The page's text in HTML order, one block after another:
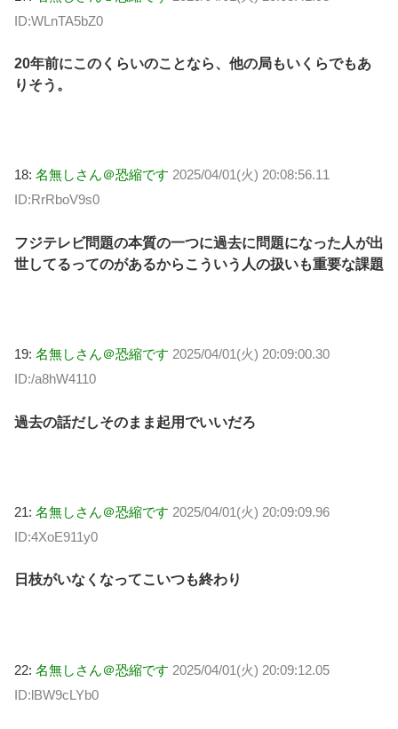
ID:WLnTA5bZ0
20年前にこのくらいのことなら、他の局もいくらでもあ
りそう。
18: 名無しさん＠恐縮です 2025/04/01(火) 20:08:56.11
ID:RrRboV9s0
フジテレビ問題の本質の一つに過去に問題になった人が出
世してるってのがあるからこういう人の扱いも重要な課題
19: 名無しさん＠恐縮です 2025/04/01(火) 20:09:00.30
ID:/a8hW4110
過去の話だしそのまま起用でいいだろ
21: 名無しさん＠恐縮です 2025/04/01(火) 20:09:09.96
ID:4XoE911y0
日枝がいなくなってこいつも終わり
22: 名無しさん＠恐縮です 2025/04/01(火) 20:09:12.05
ID:lBW9cLYb0